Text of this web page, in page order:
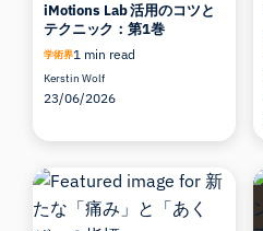
iMotions Lab 活用のコツと
テクニック：第1巻
学術界1 min read
Kerstin Wolf
23/06/2026